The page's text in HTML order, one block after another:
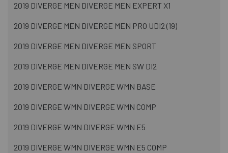
2019 DIVERGE MEN DIVERGE MEN EXPERT X1
2019 DIVERGE MEN DIVERGE MEN PRO UDI2 (19)
2019 DIVERGE MEN DIVERGE MEN SPORT
2019 DIVERGE MEN DIVERGE MEN SW DI2
2019 DIVERGE WMN DIVERGE WMN BASE
2019 DIVERGE WMN DIVERGE WMN COMP
2019 DIVERGE WMN DIVERGE WMN E5
2019 DIVERGE WMN DIVERGE WMN E5 COMP